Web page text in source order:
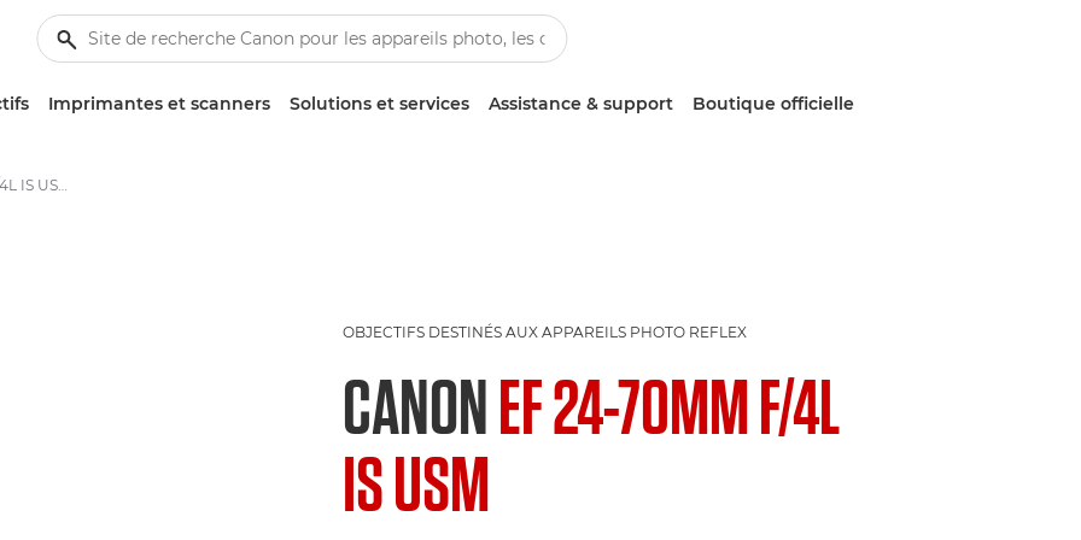
Imprimantes et scanners Solutions et services Assistance & support Boutique officielle
Canon EF 24-70mm f/4L IS USM - Lenses - Camera & Photo lenses
OBJECTIFS DESTINÉS AUX APPAREILS PHOTO REFLEX
CANONEF 24-70MM F/4L
IS USM